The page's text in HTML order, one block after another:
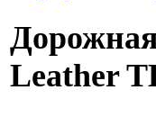
Leather